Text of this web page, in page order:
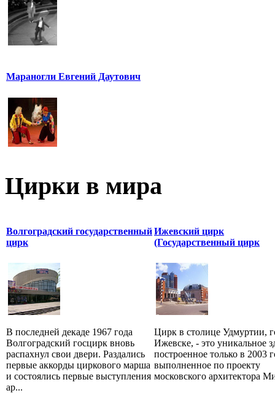
Мараногли Евгений Даутович
Цирки в мира
Волгоградский государственный
цирк
В последней декаде 1967 года
Волгоградский госцирк вновь
распахнул свои двери. Раздались
первые аккорды циркового марша
и состоялись первые выступления
ар...
Ижевский цирк
(Государственный цирк
Цирк в столице Удмуртии,
Ижевске, - это уникальное
построенное только в 2003
выполненное по проекту
московского архитектора